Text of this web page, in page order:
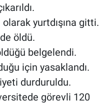
yurtdışına gitti.
öldü.
belgelendi.
için yasaklandı.
durduruldu.
görevli 120